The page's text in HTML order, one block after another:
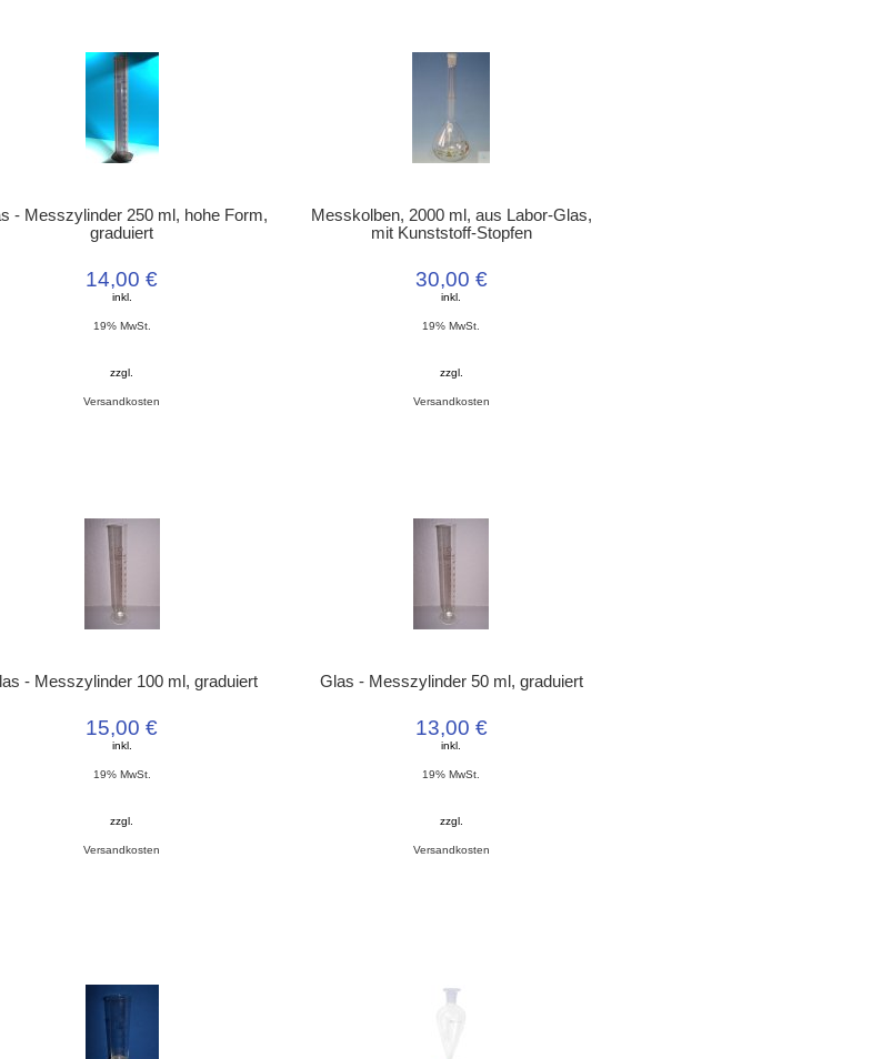
- Messzylinder 250 ml, hohe Form,
graduiert
14,00 €
inkl.
19% MwSt.
zzgl.
Versandkosten
Messkolben, 2000 ml, aus Labor-Glas,
mit Kunststoff-Stopfen
30,00 €
inkl.
19% MwSt.
zzgl.
Versandkosten
- Messzylinder 100 ml, graduiert
15,00 €
inkl.
19% MwSt.
zzgl.
Versandkosten
Glas - Messzylinder 50 ml, graduiert
13,00 €
inkl.
19% MwSt.
zzgl.
Versandkosten